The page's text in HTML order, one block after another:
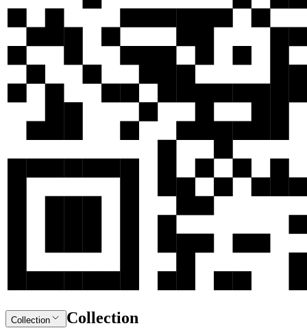
Collection Collection